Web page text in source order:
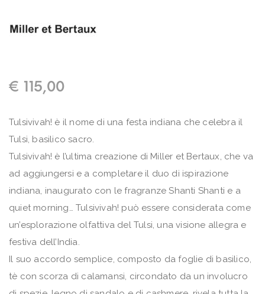
€ 115,00
Tulsivivah! è il nome di una festa indiana che celebra il
Tulsi, basilico sacro.
Tulsivivah! è l’ultima creazione di Miller et Bertaux, che va
ad aggiungersi e a completare il duo di ispirazione
indiana, inaugurato con le fragranze Shanti Shanti e a
quiet morning… Tulsivivah! può essere considerata come
un’esplorazione olfattiva del Tulsi, una visione allegra e
festiva dell’India.
Il suo accordo semplice, composto da foglie di basilico,
tè con scorza di calamansi, circondato da un involucro